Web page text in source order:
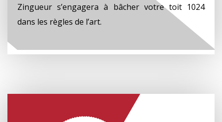
Zingueur s’engagera à bâcher votre toit 1024
dans les règles de l’art.